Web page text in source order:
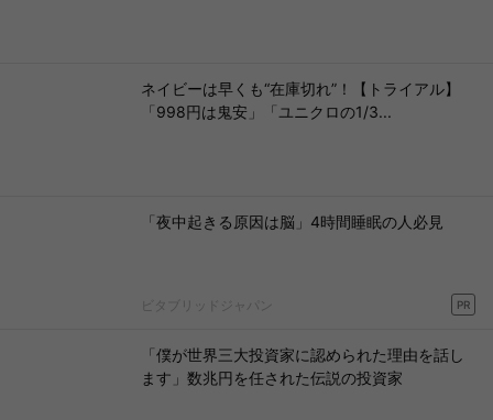
ネイビーは早くも“在庫切れ”！【トライアル】
「998円は鬼安」「ユニクロの1/3...
「夜中起きる原因は脳」4時間睡眠の人必見
ビタブリッドジャパン PR
「僕が世界三大投資家に認められた理由を話し
ます」数兆円を任された伝説の投資家